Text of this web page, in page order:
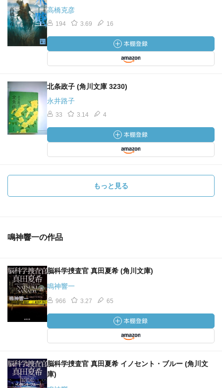
高橋克彦
194 3.69 16
北条政子 (角川文庫 3230)
永井路子
33 3.14 4
もっと見る
鳴神響一の作品
脳科学捜査官 真田夏希 (角川文庫)
鳴神響一
966 3.27 65
脳科学捜査官 真田夏希 イノセント・ブルー (角川文
庫)